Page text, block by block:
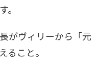
。
がヴィリーから「元
ること。